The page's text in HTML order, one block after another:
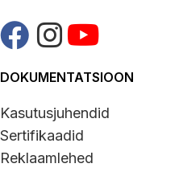
DOKUMENTATSIOON
Kasutusjuhendid
Sertifikaadid
Reklaamlehed